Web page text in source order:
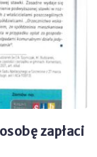
zapłaci